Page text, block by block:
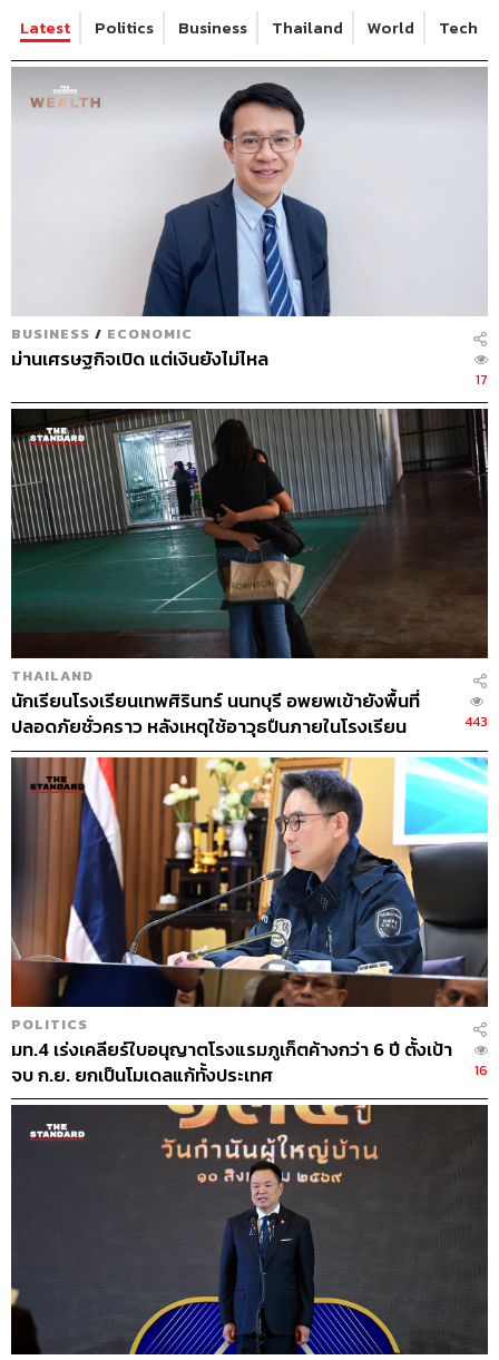
Latest Politics Business Thailand World Tech
BUSINESS / ECONOMIC
ม่านเศรษฐกิจเปิด แต่เงินยังไม่ไหล
17
THAILAND
นักเรียนโรงเรียนเทพศิรินทร์ นนทบุรี อพยพเข้ายังพื้นที่
ปลอดภัยชั่วคราว หลังเหตุใช้อาวุธปืนภายในโรงเรียน
คลี่คลาย
443
POLITICS
มท.4 เร่งเคลียร์ใบอนุญาตโรงแรมภูเก็ตค้างกว่า 6 ปี ตั้งเป้า
จบ ก.ย. ยกเป็นโมเดลแก้ทั้งประเทศ
16